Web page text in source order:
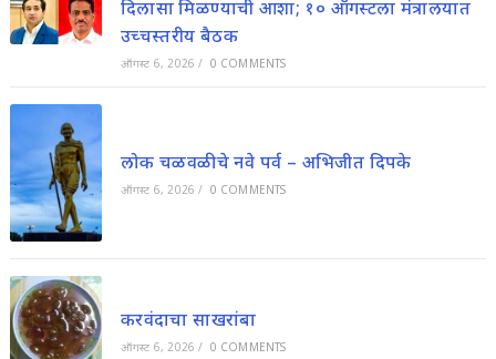
दिलासा मिळण्याची आशा; १० ऑगस्टला मंत्रालयात
उच्चस्तरीय बैठक
ऑगस्ट 6, 2026 / 0 COMMENTS
लोक चळवळीचे नवे पर्व – अभिजीत दिपके
ऑगस्ट 6, 2026 / 0 COMMENTS
करवंदाचा साखरांबा
ऑगस्ट 6, 2026 / 0 COMMENTS